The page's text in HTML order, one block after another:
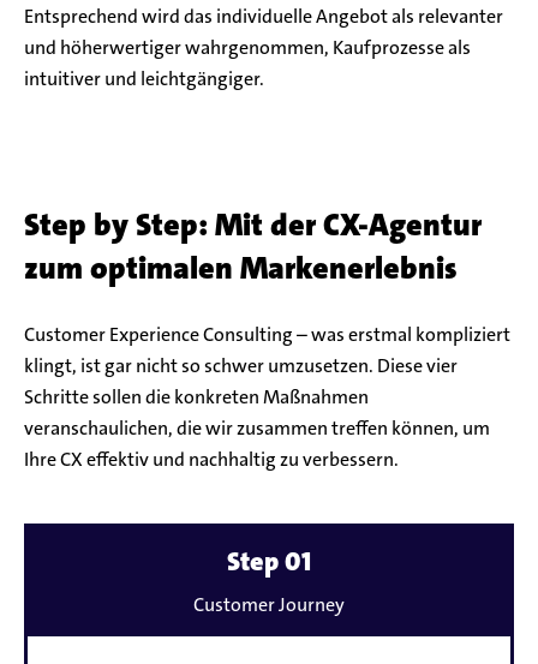
Entsprechend wird das individuelle Angebot als relevanter
und höherwertiger wahrgenommen, Kaufprozesse als
intuitiver und leichtgängiger.
Step by Step: Mit der CX-Agentur
zum optimalen Markenerlebnis
Customer Experience Consulting – was erstmal kompliziert
klingt, ist gar nicht so schwer umzusetzen. Diese vier
Schritte sollen die konkreten Maßnahmen
veranschaulichen, die wir zusammen treffen können, um
Ihre CX effektiv und nachhaltig zu verbessern.
Mehr
erfahren
zu
Step 01
Customer Journey